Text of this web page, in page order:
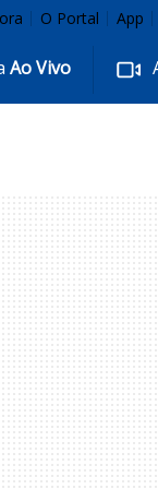
O Portal App
Ao Vivo